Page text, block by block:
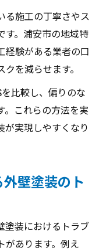
る施工の丁寧さやス
す。浦安市の地域特
経験がある業者の口
を減らせます。
比較し、偏りのな
。これらの方法を実
が実現しやすくなり
壁塗装のト
塗装におけるトラブ
があります。例え